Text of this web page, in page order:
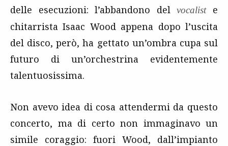
delle esecuzioni: l’abbandono delvocaliste
chitarrista Isaac Wood appena dopo l’uscita
del disco, però, ha gettato un’ombra cupa sul
futuro di un’orchestrina evidentemente
talentuosissima.
Non avevo idea di cosa attendermi da questo
concerto, ma di certo non immaginavo un
simile coraggio: fuori Wood, dall’impianto